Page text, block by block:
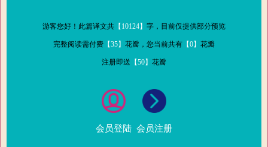
游客您好！此篇译文共 【10124】 字，目前仅提供部分预览
完整阅读需付费 【35】 花瓣，您当前共有 【0】 花瓣
注册即送 【50】 花瓣
会员登陆 会员注册